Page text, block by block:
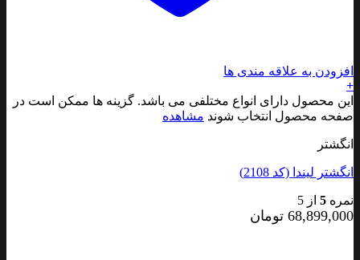
افزودن به علاقه مندی ها
+
این محصول دارای انواع مختلفی می باشد. گزینه ها ممکن است در
صفحه محصول انتخاب شوند مشاهده
انگشتر
انگشتر لیندا (کد 2108)
نمره 5 از 5
68,899,000 تومان